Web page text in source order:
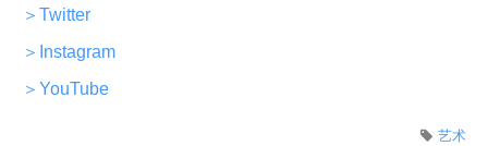
＞Twitter
＞Instagram
＞YouTube
艺术